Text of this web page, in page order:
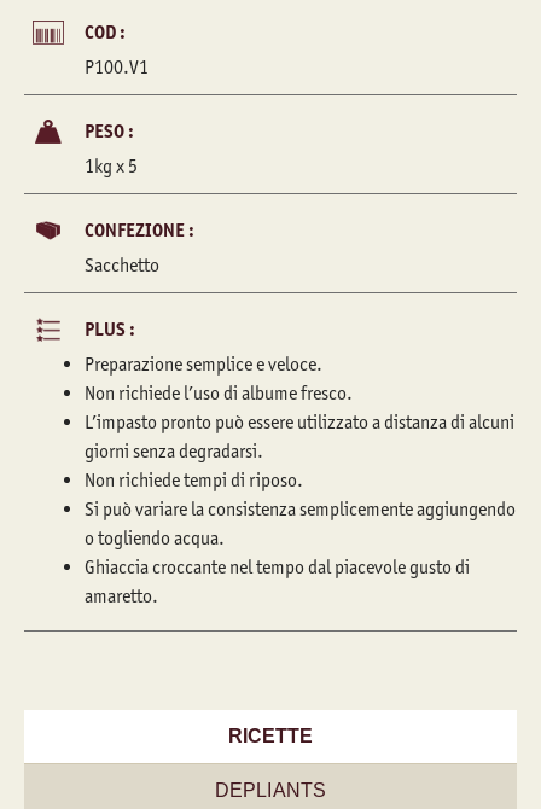
COD :
P100.V1
PESO :
1kg x 5
CONFEZIONE :
Sacchetto
PLUS :
Preparazione semplice e veloce.
Non richiede l’uso di albume fresco.
L’impasto pronto può essere utilizzato a distanza di alcuni
giorni senza degradarsi.
Non richiede tempi di riposo.
Si può variare la consistenza semplicemente aggiungendo
o togliendo acqua.
Ghiaccia croccante nel tempo dal piacevole gusto di
amaretto.
RICETTE
DEPLIANTS